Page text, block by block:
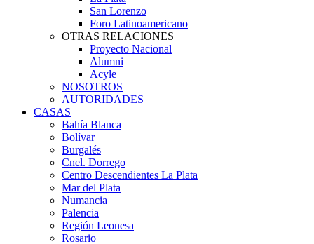
San Lorenzo
Foro Latinoamericano
OTRAS RELACIONES
Proyecto Nacional
Alumni
Acyle
NOSOTROS
AUTORIDADES
CASAS
Bahía Blanca
Bolívar
Burgalés
Cnel. Dorrego
Centro Descendientes La Plata
Mar del Plata
Numancia
Palencia
Región Leonesa
Rosario